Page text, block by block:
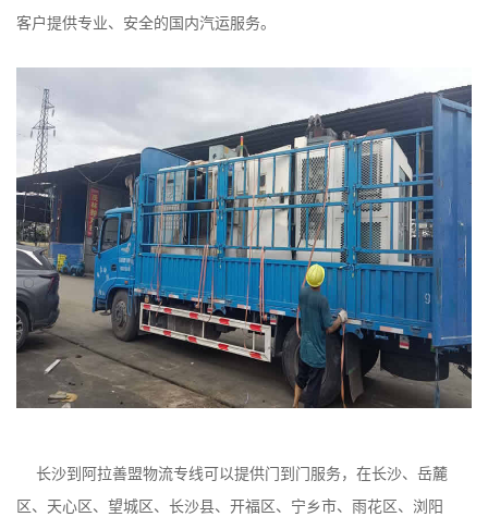
客户提供专业、安全的国内汽运服务。
长沙到阿拉善盟物流专线可以提供门到门服务，在长沙、岳麓
区、天心区、望城区、长沙县、开福区、宁乡市、雨花区、浏阳